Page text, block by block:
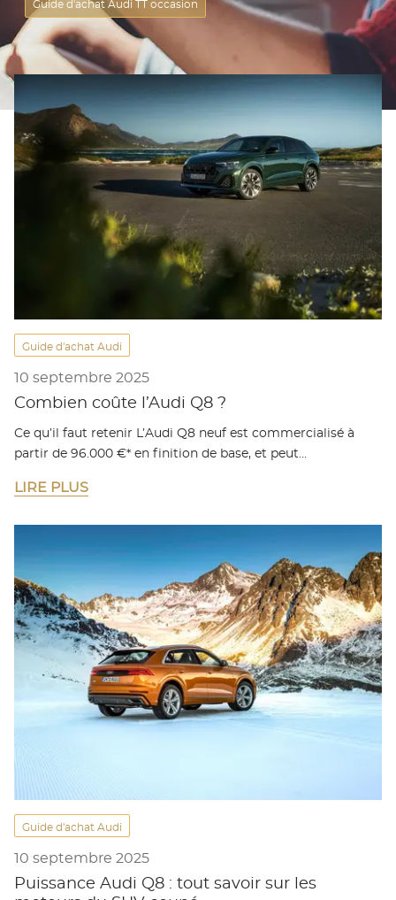
Guide d'achat Audi TT occasion
Guide d'achat Audi
10 septembre 2025
Combien coûte l’Audi Q8 ?
Ce qu’il faut retenir L’Audi Q8 neuf est commercialisé à
partir de 96.000 €* en finition de base, et peut…
LIRE PLUS
Guide d'achat Audi
10 septembre 2025
Puissance Audi Q8 : tout savoir sur les